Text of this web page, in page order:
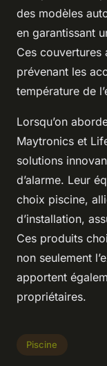
des modèles
en garantissant
Ces couvertures
prévenant les
température de
Lorsqu’on
Maytronics et
solutions
d’alarme. Leur
choix piscine,
d’installation,
Ces produits
non seulement
apportent
propriétaires.
Piscine